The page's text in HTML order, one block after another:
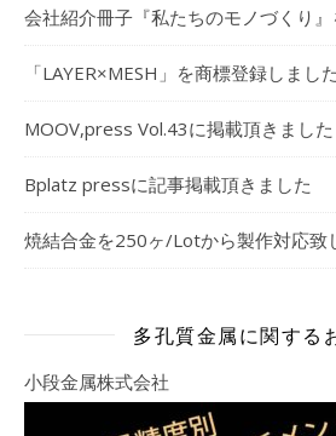
会社紹介冊子『私たちのモノづくり
「LAYER×MESH」を商標登録しました
MOOV,press Vol.43に掲載頂きました
Bplatz pressに記事掲載頂きました
焼結合金を250ヶ/Lotから製作対応致
多孔質金属に関する
小段金属株式会社